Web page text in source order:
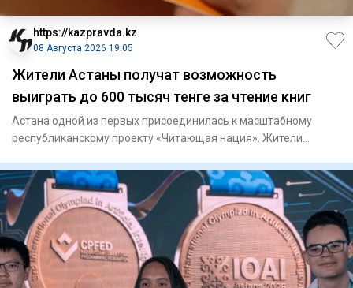
https://kazpravda.kz
08 Августа 2026 19:05
Жители Астаны получат возможность
выиграть до 600 тысяч тенге за чтение книг
Астана одной из первых присоединилась к масштабному
республиканскому проекту «Читающая нация». Жители